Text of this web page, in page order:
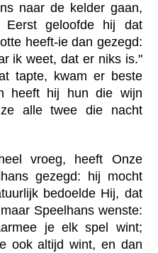
naar de kelder gaan,
geloofde hij dat
heeft-ie dan gezegd:
ik weet, dat er niks is."
tapte, kwam er beste
heeft hij hun die wijn
alle twee die nacht
vroeg, heeft Onze
gezegd: hij mocht
bedoelde Hij, dat
Speelhans wenste:
je elk spel wint;
ook altijd wint, en dan